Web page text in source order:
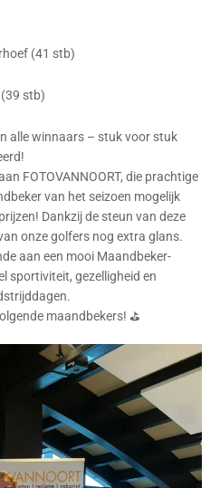
(41 stb)
stb)
alle winnaars – stuk voor stuk
FOTOVANNOORT, die prachtige
van het seizoen mogelijk
Dankzij de steun van deze
onze golfers nog extra glans.
aan een mooi Maandbeker-
sportiviteit, gezelligheid en
maandbekers! ⛳